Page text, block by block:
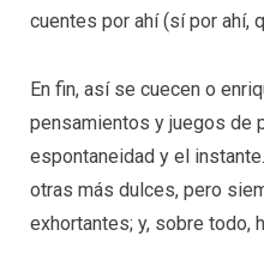
cuentes por ahí (sí por ahí,
En fin, así se cuecen o
pensamientos y juegos de
espontaneidad y el
otras más dulces, pero
exhortantes; y, sobre todo,